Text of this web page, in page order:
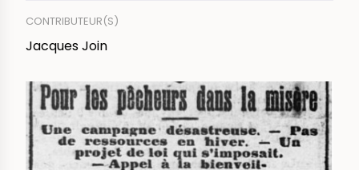
CONTRIBUTEUR(S)
Jacques Join
IMAGE